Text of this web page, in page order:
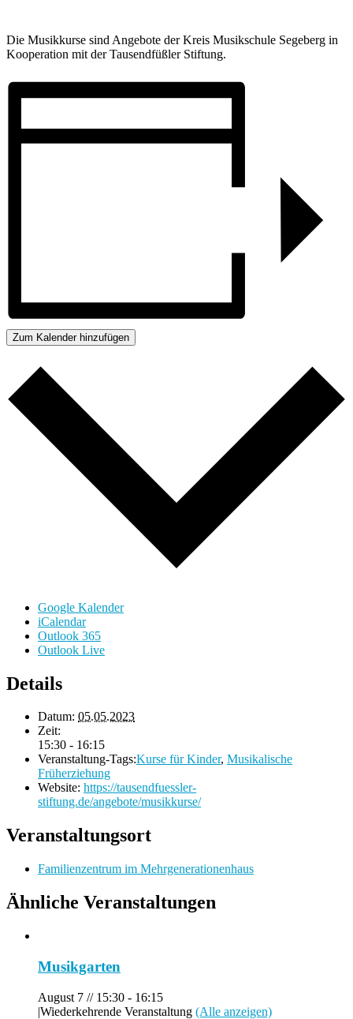
Die Musikkurse sind Angebote der Kreis Musikschule Segeberg in
Kooperation mit der Tausendfüßler Stiftung.
Zum Kalender hinzufügen
Google Kalender
iCalendar
Outlook 365
Outlook Live
Details
Datum: 05.05.2023
Zeit:
15:30 - 16:15
Veranstaltung-Tags:Kurse für Kinder, Musikalische
Früherziehung
Website: https://tausendfuessler-
stiftung.de/angebote/musikkurse/
Veranstaltungsort
Familienzentrum im Mehrgenerationenhaus
Ähnliche Veranstaltungen
Musikgarten
August 7 // 15:30 - 16:15
|Wiederkehrende Veranstaltung (Alle anzeigen)